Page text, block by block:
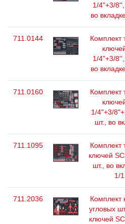
1/4"+3/8'',
во
711.0144
Комплект
1/4"+3/8'',
во
711.0160
Комплект
1/4"+3/
шт., во
711.1095
Комплект
ключей
шт., во
1/
711.2036
Комплект
угловых
ключей